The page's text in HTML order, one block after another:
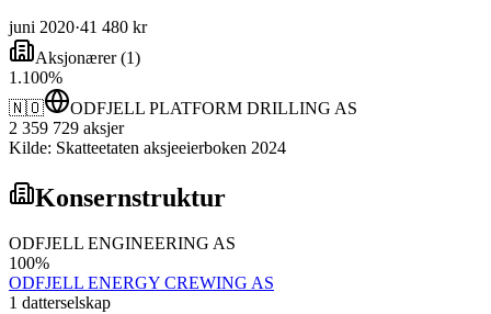
juni 2020·41 480 kr
Aksjonærer(1)
1 .100%
🇳🇴
ODFJELL PLATFORM DRILLING AS
2 359 729 aksjer
Kilde: Skatteetaten aksjeeierboken 2024
Konsernstruktur
ODFJELL ENGINEERING AS
100%
ODFJELL ENERGY CREWING AS
1 datterselskap